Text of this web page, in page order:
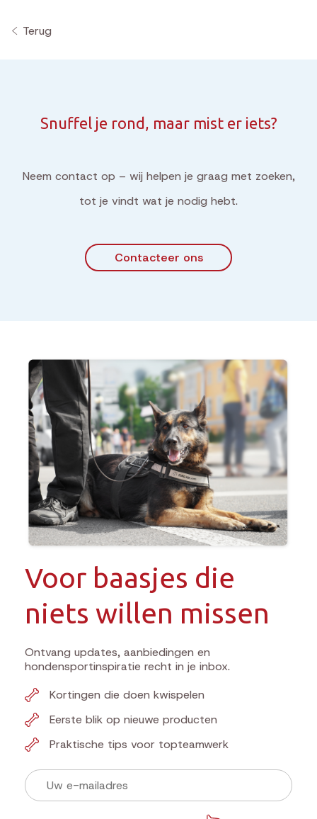
Terug
Snuffel je rond, maar mist er iets?
Neem contact op – wij helpen je graag met zoeken,
tot je vindt wat je nodig hebt.
Contacteer ons
Voor baasjes die
niets willen missen
Ontvang updates, aanbiedingen en
hondensportinspiratie recht in je inbox.
Kortingen die doen kwispelen
Eerste blik op nieuwe producten
Praktische tips voor topteamwerk